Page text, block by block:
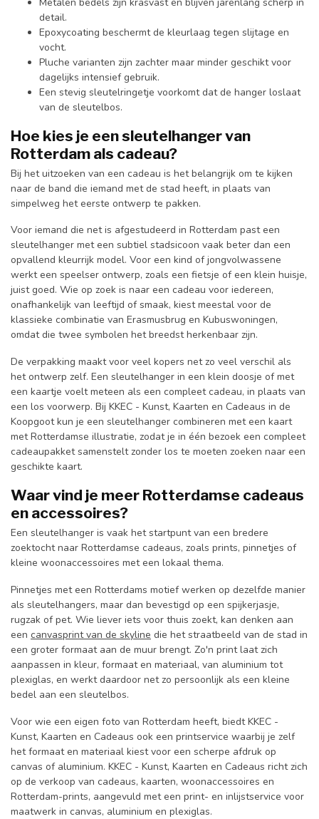
detail.
Epoxycoating beschermt de kleurlaag tegen slijtage en
vocht.
Pluche varianten zijn zachter maar minder geschikt voor
dagelijks intensief gebruik.
Een stevig sleutelringetje voorkomt dat de hanger loslaat
van de sleutelbos.
Hoe kies je een sleutelhanger van
Rotterdam als cadeau?
Bij het uitzoeken van een cadeau is het belangrijk om te kijken
naar de band die iemand met de stad heeft, in plaats van
simpelweg het eerste ontwerp te pakken.
Voor iemand die net is afgestudeerd in Rotterdam past een
sleutelhanger met een subtiel stadsicoon vaak beter dan een
opvallend kleurrijk model. Voor een kind of jongvolwassene
werkt een speelser ontwerp, zoals een fietsje of een klein huisje,
juist goed. Wie op zoek is naar een cadeau voor iedereen,
onafhankelijk van leeftijd of smaak, kiest meestal voor de
klassieke combinatie van Erasmusbrug en Kubuswoningen,
omdat die twee symbolen het breedst herkenbaar zijn.
De verpakking maakt voor veel kopers net zo veel verschil als
het ontwerp zelf. Een sleutelhanger in een klein doosje of met
een kaartje voelt meteen als een compleet cadeau, in plaats van
een los voorwerp. Bij KKEC - Kunst, Kaarten en Cadeaus in de
Koopgoot kun je een sleutelhanger combineren met een kaart
met Rotterdamse illustratie, zodat je in één bezoek een compleet
cadeaupakket samenstelt zonder los te moeten zoeken naar een
geschikte kaart.
Waar vind je meer Rotterdamse cadeaus
en accessoires?
Een sleutelhanger is vaak het startpunt van een bredere
zoektocht naar Rotterdamse cadeaus, zoals prints, pinnetjes of
kleine woonaccessoires met een lokaal thema.
Pinnetjes met een Rotterdams motief werken op dezelfde manier
als sleutelhangers, maar dan bevestigd op een spijkerjasje,
rugzak of pet. Wie liever iets voor thuis zoekt, kan denken aan
een canvasprint van de skyline die het straatbeeld van de stad in
een groter formaat aan de muur brengt. Zo'n print laat zich
aanpassen in kleur, formaat en materiaal, van aluminium tot
plexiglas, en werkt daardoor net zo persoonlijk als een kleine
bedel aan een sleutelbos.
Voor wie een eigen foto van Rotterdam heeft, biedt KKEC -
Kunst, Kaarten en Cadeaus ook een printservice waarbij je zelf
het formaat en materiaal kiest voor een scherpe afdruk op
canvas of aluminium. KKEC - Kunst, Kaarten en Cadeaus richt zich
op de verkoop van cadeaus, kaarten, woonaccessoires en
Rotterdam-prints, aangevuld met een print- en inlijstservice voor
maatwerk in canvas, aluminium en plexiglas.